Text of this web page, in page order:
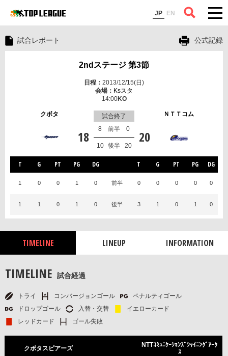
JP EN
コラム
試合レポート 公式記録
2ndステージ 第3節
2013/12/15(日)
Ksスタ
14:00
クボタ ＮＴＴコム
試合終了
18 20
前半
8 0
後半
10 20
T G PT PG DG T G PT PG DG
1 0 0 1 0 前半 0 0 0 0 0
1 1 0 1 0 後半 3 1 0 1 0
TIMELINE LINEUP INFORMATION
TIMELINE 試合経過
トライ コンバージョンゴール
ペナルティゴール
ドロップゴール
入替・交替
イエローカード
レッドカード
ゴール失敗
クボタスピアーズ
NTTｺﾐｭﾆｹｰｼｮﾝｽﾞｼｬｲﾆﾝｸﾞｱｰｸ
ｽ